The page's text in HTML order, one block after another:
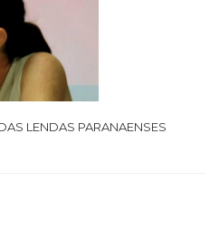
LENDAS PARANAENSES